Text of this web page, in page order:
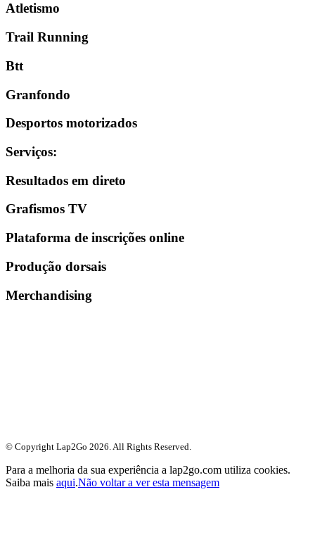
Atletismo
Trail Running
Btt
Granfondo
Desportos motorizados
Serviços:
Resultados em direto
Grafismos TV
Plataforma de inscrições online
Produção dorsais
Merchandising
© Copyright Lap2Go 2026. All Rights Reserved.
Para a melhoria da sua experiência a lap2go.com utiliza cookies.
Saiba mais aqui.Não voltar a ver esta mensagem